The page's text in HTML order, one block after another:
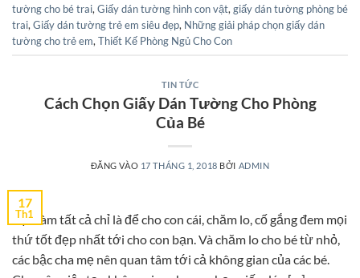
tường cho bé trai, Giấy dán tường hình con vật, giấy dán tường phòng bé
trai, Giấy dán tường trẻ em siêu đẹp, Những giải pháp chọn giấy dán
tường cho trẻ em, Thiết Kế Phòng Ngủ Cho Con
TIN TỨC
Cách Chọn Giấy Dán Tường Cho Phòng
Của Bé
ĐĂNG VÀO 17 THÁNG 1, 2018 BỞI ADMIN
17
Th1
Bạn làm tất cả chỉ là để cho con cái, chăm lo, cố gắng đem mọi
thứ tốt đẹp nhất tới cho con bạn. Và chăm lo cho bé từ nhỏ,
các bậc cha mẹ nên quan tâm tới cả không gian của các bé.